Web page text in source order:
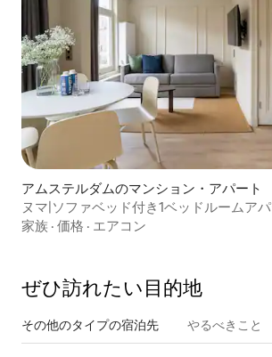
アムステルダムのマンション・アパート
ヌマ|ソファベッド付き1ベッドルームア
家族 · 価格 · エアコン
ぜひ訪⁠れ⁠た⁠い目⁠的⁠地
その他のタ⁠イ⁠プ⁠の宿⁠泊⁠先 やるべきこと